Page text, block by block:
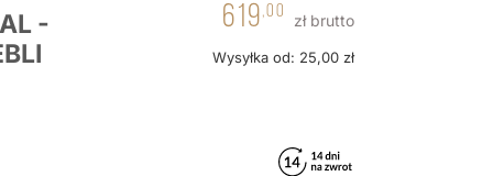
-
619,00 zł brutto
Wysyłka od: 25,00 zł